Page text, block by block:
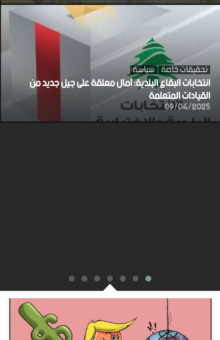
تحقيقات خاصة سياسة
انتخابات البقاع البلدية: آمال معلقة على جيل جديد من
القيادات المتعلمة
09/04/2025